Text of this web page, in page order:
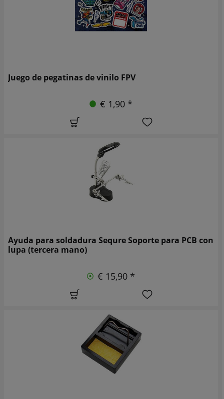
Juego de pegatinas de vinilo FPV
€ 1,90 *
Ayuda para soldadura Sequre Soporte para PCB con
lupa (tercera mano)
€ 15,90 *